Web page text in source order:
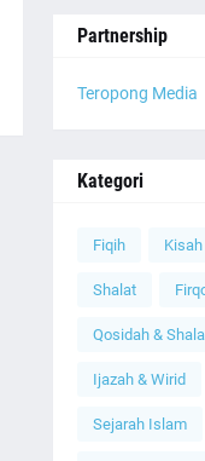
Partnership
Teropong Media
Kategori
Fiqih
Shalat
Qosidah &
Ijazah & Wirid
Sejarah Islam